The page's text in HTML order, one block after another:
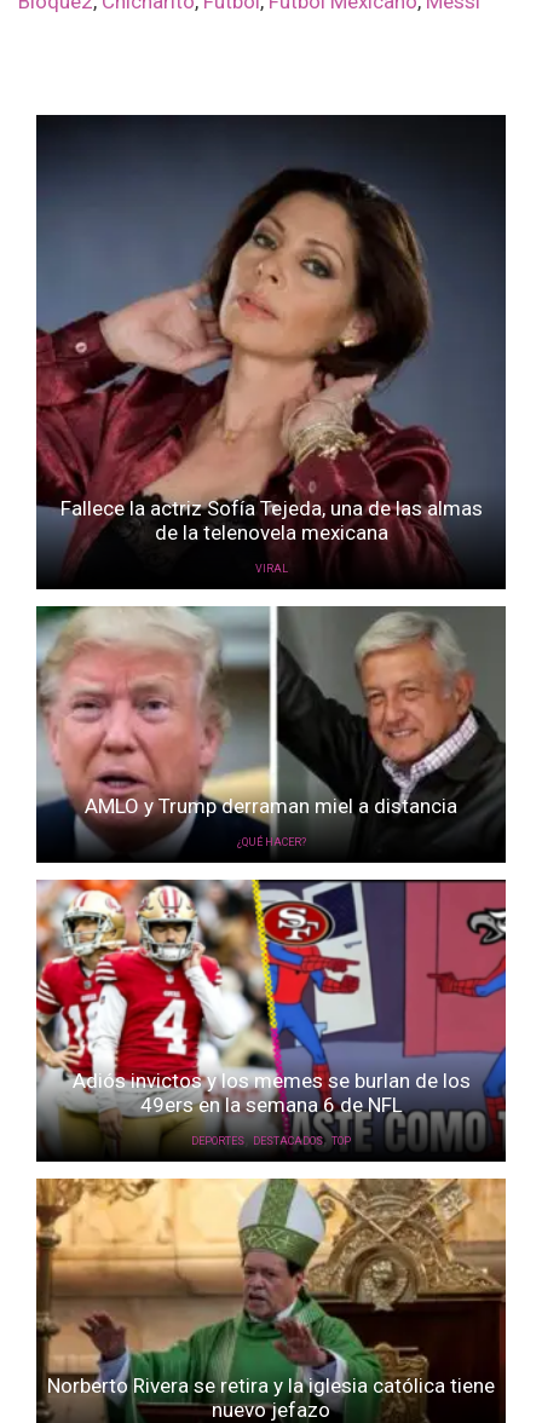
Fallece la actriz Sofía Tejeda, una de las almas
de la telenovela mexicana
VIRAL
AMLO y Trump derraman miel a distancia
¿QUÉ HACER?
Adiós invictos y los memes se burlan de los
49ers en la semana 6 de NFL
DEPORTES,DESTACADOS, TOP
Norberto Rivera se retira y la iglesia católica tiene
nuevo jefazo